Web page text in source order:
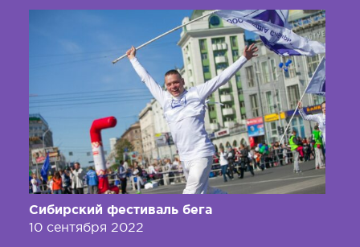
Сибирский фестиваль бега
10 сентября 2022